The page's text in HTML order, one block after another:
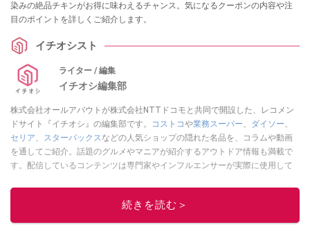
染みの絶品チキンがお得に味わえるチャンス。気になるクーポンの内容や注
目のポイントを詳しくご紹介します。
イチオシスト
ライター / 編集
イチオシ編集部
株式会社オールアバウトが株式会社NTTドコモと共同で開設した、レコメン
ドサイト『イチオシ』の編集部です。
コストコや業務スーパー、 ダイソー、
セリア、 スターバックスなどの人気ショップの隠れた名品を、コラムや動画
を通してご紹介。話題のグルメやマニアが紹介するアウトドア情報も満載で
す。配信しているコンテンツは専門家やインフルエンサーが実際に使用して
ニュースでフォロー
続きを読む＞